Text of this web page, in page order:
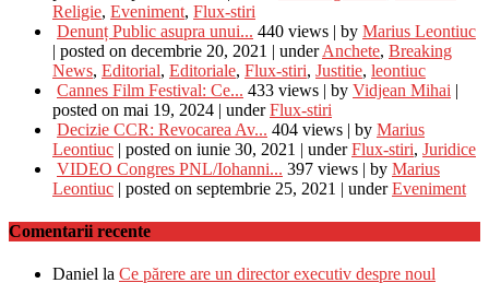
Religie, Eveniment, Flux-stiri
Denunț Public asupra unui... 440 views | by Marius Leontiuc
| posted on decembrie 20, 2021 | underAnchete, Breaking
News, Editorial, Editoriale, Flux-stiri, Justitie, leontiuc
Cannes Film Festival: Ce... 433 views | by Vidjean Mihai |
posted on mai 19, 2024 | underFlux-stiri
Decizie CCR: Revocarea Av... 404 views | by Marius
Leontiuc | posted on iunie 30, 2021 | underFlux-stiri, Juridice
VIDEO Congres PNL/Iohanni... 397 views | by Marius
Leontiuc | posted on septembrie 25, 2021 | underEveniment
Comentarii recente
Daniel la Ce părere are un director executiv despre noul